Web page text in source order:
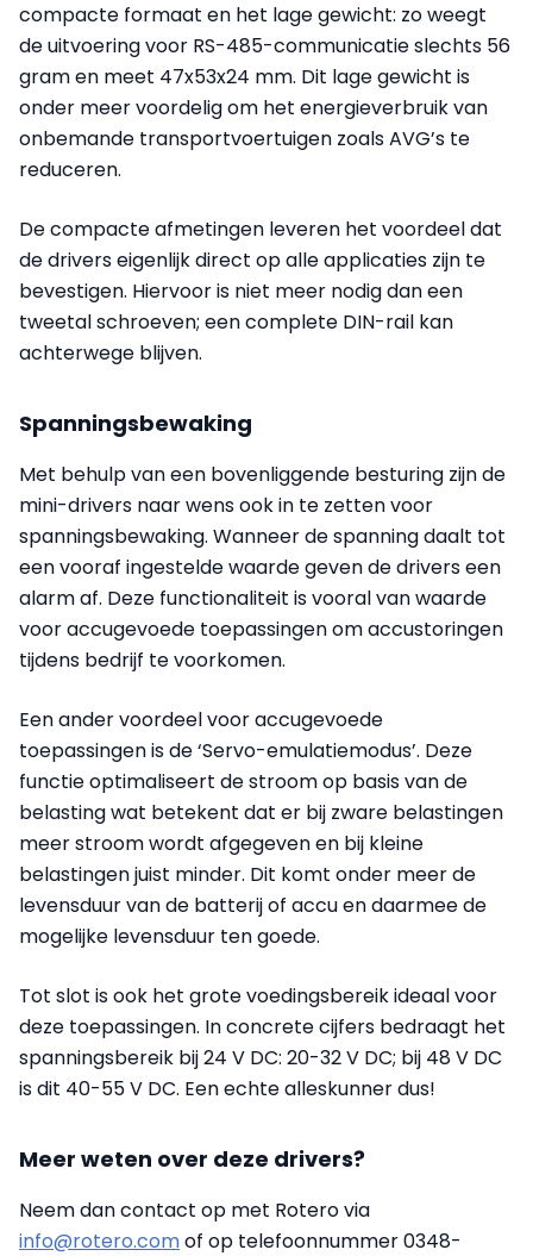
compacte formaat en het lage gewicht: zo weegt
de uitvoering voor RS-485-communicatie slechts 56
gram en meet 47x53x24 mm. Dit lage gewicht is
onder meer voordelig om het energieverbruik van
onbemande transportvoertuigen zoals AVG’s te
reduceren.
De compacte afmetingen leveren het voordeel dat
de drivers eigenlijk direct op alle applicaties zijn te
bevestigen. Hiervoor is niet meer nodig dan een
tweetal schroeven; een complete DIN-rail kan
achterwege blijven.
Spanningsbewaking
Met behulp van een bovenliggende besturing zijn de
mini-drivers naar wens ook in te zetten voor
spanningsbewaking. Wanneer de spanning daalt tot
een vooraf ingestelde waarde geven de drivers een
alarm af. Deze functionaliteit is vooral van waarde
voor accugevoede toepassingen om accustoringen
tijdens bedrijf te voorkomen.
Een ander voordeel voor accugevoede
toepassingen is de ‘Servo-emulatiemodus’. Deze
functie optimaliseert de stroom op basis van de
belasting wat betekent dat er bij zware belastingen
meer stroom wordt afgegeven en bij kleine
belastingen juist minder. Dit komt onder meer de
levensduur van de batterij of accu en daarmee de
mogelijke levensduur ten goede.
Tot slot is ook het grote voedingsbereik ideaal voor
deze toepassingen. In concrete cijfers bedraagt het
spanningsbereik bij 24 V DC: 20-32 V DC; bij 48 V DC
is dit 40-55 V DC. Een echte alleskunner dus!
Meer weten over deze drivers?
Neem dan contact op met Rotero via
info@rotero.comof op telefoonnummer 0348-